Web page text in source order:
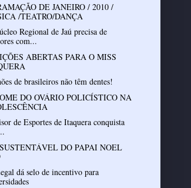
DE JANEIRO / 2010 /
/TEATRO/DANÇA
Regional de Jaú precisa de
com...
ABERTAS PARA O MISS
de brasileiros não têm dentes!
DO OVÁRIO POLICÍSTICO NA
de Esportes de Itaquera conquista
DO PAPAI NOEL
dá selo de incentivo para